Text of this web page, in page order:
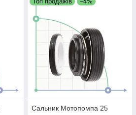
Сальник Мотопомпа 25